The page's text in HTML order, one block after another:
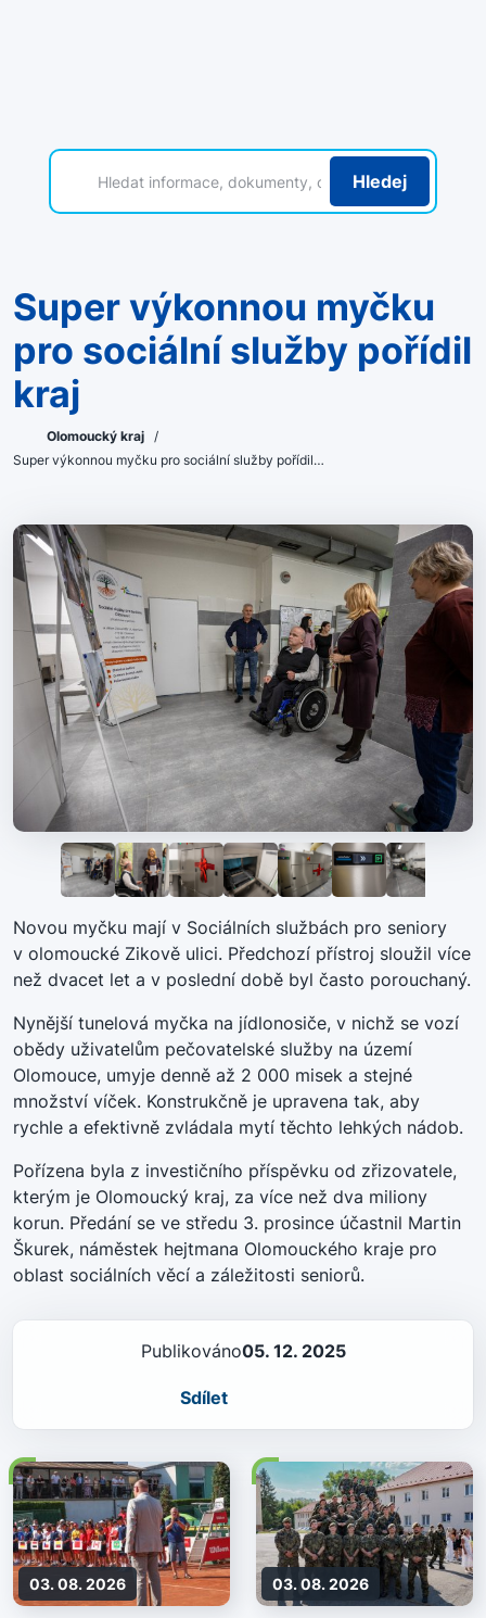
Hledej
Super výkonnou myčku
pro sociální služby pořídil
kraj
Olomoucký kraj /
Super výkonnou myčku pro sociální služby pořídil…
Novou myčku mají v Sociálních službách pro seniory
v olomoucké Zikově ulici. Předchozí přístroj sloužil více
než dvacet let a v poslední době byl často porouchaný.
Nynější tunelová myčka na jídlonosiče, v nichž se vozí
obědy uživatelům pečovatelské služby na území
Olomouce, umyje denně až 2 000 misek a stejné
množství víček. Konstrukčně je upravena tak, aby
rychle a efektivně zvládala mytí těchto lehkých nádob.
Pořízena byla z investičního příspěvku od zřizovatele,
kterým je Olomoucký kraj, za více než dva miliony
korun. Předání se ve středu 3. prosince účastnil Martin
Škurek, náměstek hejtmana Olomouckého kraje pro
oblast sociálních věcí a záležitosti seniorů.
Publikováno05. 12. 2025
Sdílet
03. 08. 2026 03. 08. 2026